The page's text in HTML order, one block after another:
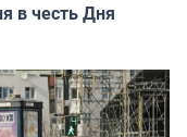
в честь Дня